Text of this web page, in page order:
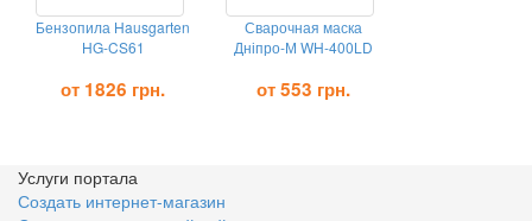
Бензопила Hausgarten
HG-CS61
от 1826 грн.
Сварочная маска
Дніпро-М WH-400LD
от 553 грн.
Услуги портала
Создать интернет-магазин